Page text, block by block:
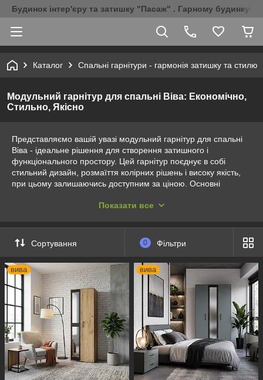
Будинок інтер'єру та затишку "Пасаж" . Гарному будинку-
Каталог Спальні гарнітури - гармонія затишку та стилю
Модульний гарнітур для спальні Віва: Економічно,
Стильно, Якісно
Представляємо вашій увазі модульний гарнітур для спальні
Віва - ідеальне рішення для створення затишного і
функціонального простору. Цей гарнітур поєднує в собі
стильний дизайн, розмаїття колірних рішень і високу якість,
при цьому залишаючись доступним за ціною. Основні
тих, хто хоче оновити інтер'єр спальні, не виходячи за рамки
ціни та якості. Стильний дизайн: Гарнітур виконаний у
сучасному стилі, який підійде для будь-якого інтер'єру. Ви
зможете вибрати варіанти колірних рішень, які якнайкраще
підкреслять унікальність вашого будинку. Висока якість:
Виготовлений з високоякісних матеріалів, гарнітур Віва
гарантує довгий термін служби і стійкість до зношування. Ви
можете бути впевнені, що ці меблі прослужать вам багато
років. Кольорові рішення:
Показати все
Сортування 0 Фільтри
вива вива